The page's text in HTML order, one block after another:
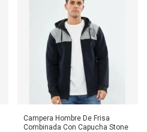
Campera Hombre De Frisa
Combinada Con Capucha Stone